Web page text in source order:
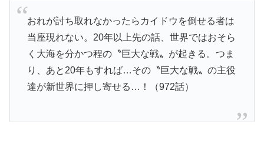
おれが討ち取れなかったらカイドウを倒せる者は
当座現れない。20年以上先の話、世界ではおそら
く大海を分かつ程の〝巨大な戦〟が起きる。つま
り、あと20年もすれば…その〝巨大な戦〟の主役
達が新世界に押し寄せる…！（972話）